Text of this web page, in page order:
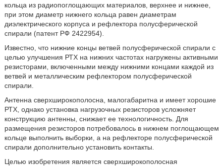
кольца из радиопоглощающих материалов, верхнее и нижнее,
при этом диаметр нижнего кольца равен диаметрам
диэлектрического корпуса и рефлектора полусферической
спирали (патент РФ 2422954).
Известно, что нижние концы ветвей полусферической спирали с
целью улучшения РТХ на нижних частотах нагружены активными
резисторами, включенными между нижними концами каждой из
ветвей и металлическим рефлектором полусферической
спирали.
Антенна сверхширокополосна, малогабаритна и имеет хорошие
РТХ, однако установка нагрузочных резисторов усложняет
конструкцию антенны, снижает ее технологичность. Для
размещения резисторов потребовалось в нижнем поглощающем
кольце выполнить выборки, а на рефлекторе полусферической
спирали дополнительно установить контакты.
Целью изобретения является сверхширокополосная